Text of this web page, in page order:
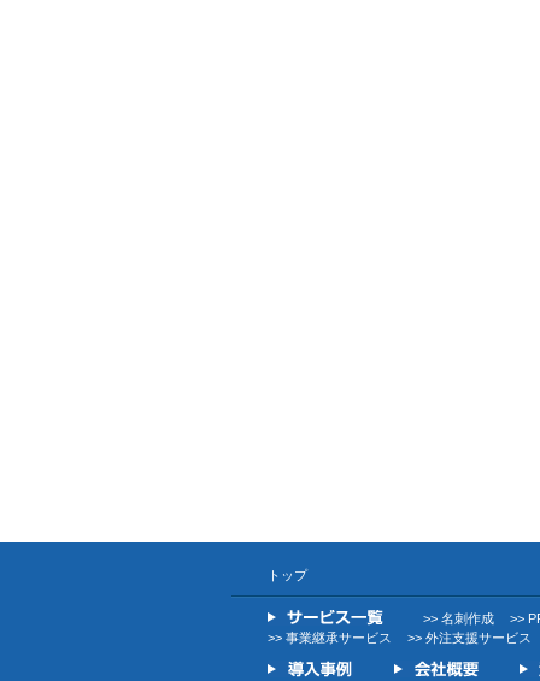
トップ
>> 名刺作成
>>
>> 事業継承サービス
>> 外注支援サービス